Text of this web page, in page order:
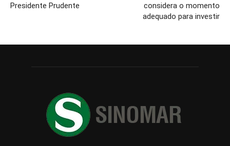
Presidente Prudente
considera o momento
adequado para investir